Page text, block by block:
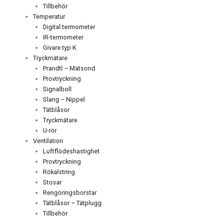
Tillbehör
Temperatur
Digital termometer
IR-termometer
Givare typ K
Tryckmätare
Prandtl – Mätsond
Provtryckning
Signalboll
Slang – Nippel
Tätblåsor
Tryckmätare
U-rör
Ventilation
Luftflödeshastighet
Provtryckning
Rökalstring
Stosar
Rengöringsborstar
Tätblåsor – Tätplugg
Tillbehör